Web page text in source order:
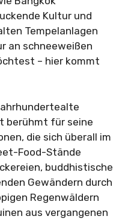
Kultur und
Tempelanlagen
an schneeweißen
– hier kommt
berühmt für seine
die sich überall im
Food-Stände
buddhistische
Gewändern durch
Regenwäldern
aus vergangenen